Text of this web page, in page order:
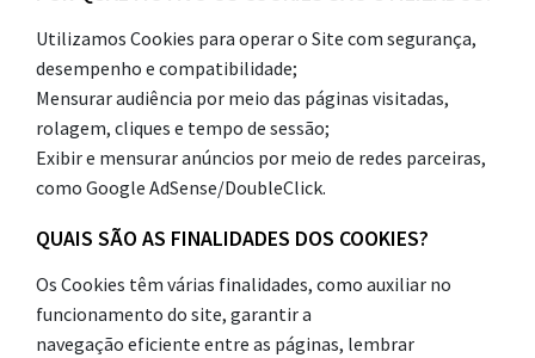
Utilizamos Cookies para operar o Site com segurança,
desempenho e compatibilidade;
Mensurar audiência por meio das páginas visitadas,
rolagem, cliques e tempo de sessão;
Exibir e mensurar anúncios por meio de redes parceiras,
como Google AdSense/DoubleClick.
QUAIS SÃO AS FINALIDADES DOS COOKIES?
Os Cookies têm várias finalidades, como auxiliar no
funcionamento do site, garantir a
navegação eficiente entre as páginas, lembrar